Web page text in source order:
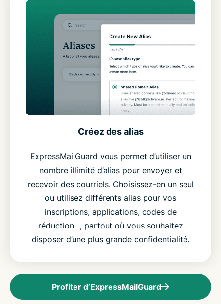
Créez des alias
ExpressMailGuard vous permet d’utiliser un
nombre illimité d’alias pour envoyer et
recevoir des courriels. Choisissez-en un seul
ou utilisez différents alias pour vos
inscriptions, applications, codes de
réduction..., partout où vous souhaitez
disposer d’une plus grande confidentialité.
Profiter d’ExpressMailGuard